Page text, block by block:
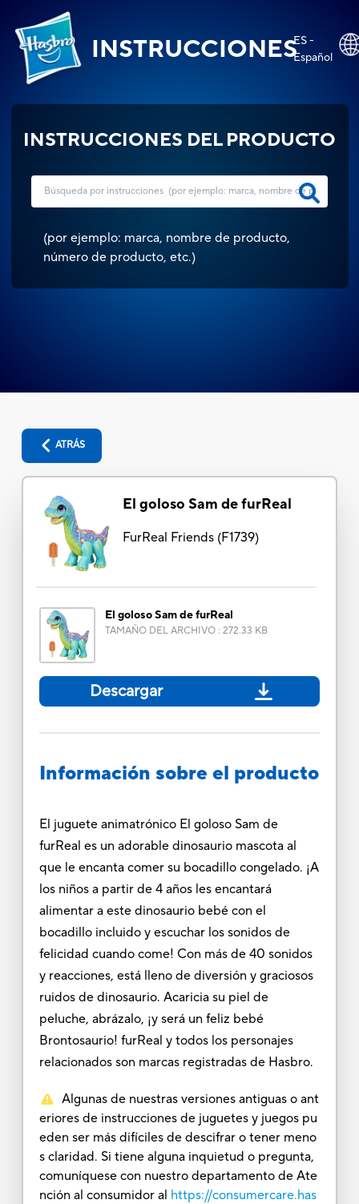
INSTRUCCIONESES -
Español
INSTRUCCIONES DEL PRODUCTO
(por ejemplo: marca, nombre de producto,
número de producto, etc.)
ATRÁS
El goloso Sam de furReal
FurReal Friends(F1739)
El goloso Sam de furReal
TAMAÑO DEL ARCHIVO: 272.33 KB
Descargar
Información sobre el producto
El juguete animatrónico El goloso Sam de
furReal es un adorable dinosaurio mascota al
que le encanta comer su bocadillo congelado. ¡A
los niños a partir de 4 años les encantará
alimentar a este dinosaurio bebé con el
bocadillo incluido y escuchar los sonidos de
felicidad cuando come! Con más de 40 sonidos
y reacciones, está lleno de diversión y graciosos
ruidos de dinosaurio. Acaricia su piel de
peluche, abrázalo, ¡y será un feliz bebé
Brontosaurio! furReal y todos los personajes
relacionados son marcas registradas de Hasbro.
Algunas de nuestras versiones antiguas o ant
eriores de instrucciones de juguetes y juegos pu
eden ser más difíciles de descifrar o tener meno
s claridad. Si tiene alguna inquietud o pregunta,
comuníquese con nuestro departamento de Ate
nción al consumidor al https://consumercare.has